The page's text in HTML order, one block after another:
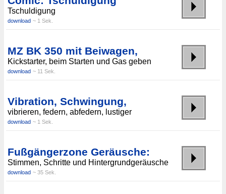
Tschuldigung
download ~ 1 Sek.
MZ BK 350 mit Beiwagen,
Kickstarter, beim Starten und Gas geben
download ~ 11 Sek.
Vibration, Schwingung,
vibrieren, federn, abfedern, lustiger
download ~ 1 Sek.
Fußgängerzone Geräusche:
Stimmen, Schritte und Hintergrundgeräusche
download ~ 35 Sek.